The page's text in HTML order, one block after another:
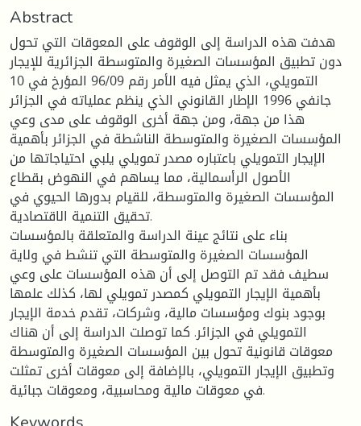
Abstract
هدفت هذه الدراسة إلى الوقوف على المعوقات التي تحول
دون تطبيق المؤسسات الصغيرة والمتوسطة الجزائرية للإيجار
التمويلي، الذي يمثل فيه الأمر رقم 96/09 المؤرخ في 10
جانفي 1996 الإطار القانوني الذي ينظم عملياته في الجزائر
هذا من جهة، ومن جهة أخرى الوقوف على مدى وعي
المؤسسات الصغيرة والمتوسطة الناشطة في الجزائر بأهمية
الإيجار التمويلي باعتباره مصدر تمويلي يلبي احتياجاتها من
الأصول الرأسمالية، مما يساهم في النهوض بقطاع
المؤسسات الصغيرة والمتوسطة، للقيام بدورها الحيوي في
تحقيق التنمية الاقتصادية.
بناء على نتائج عينة الدراسة والمتعلقة بالمؤسسات
المؤسسات الصغيرة والمتوسطة التي تنشط في ولاية
سطيف فقد تم التوصل إلى أن هذه المؤسسات على وعي
بأهمية الإيجار التمويلي كمصدر تمويلي لها، كذلك علمها
بوجود بنوك ومؤسسات مالية، وشركات، تقدم خدمة الإيجار
التمويلي في الجزائر. كما توصلت الدراسة إلى أن هناك
معوقات قانونية تحول بين المؤسسات الصغيرة والمتوسطة
وتطبيق الإيجار التمويلي، بالإضافة إلى معوقات أخرى تمثلت
في معوقات مالية ومحاسبية، ومعوقات جبائية.